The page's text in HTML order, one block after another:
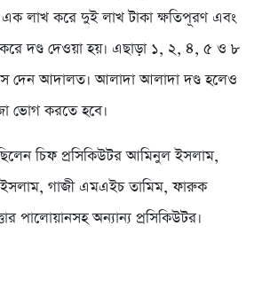
লাখ করে দুই লাখ টাকা ক্ষতিপূরণ এবং
দণ্ড দেওয়া হয়। এছাড়া ১, ২, ৪, ৫ ও ৮
দেন আদালত। আলাদা আলাদা দণ্ড হলেও
ভোগ করতে হবে।
ছিলেন চিফ প্রসিকিউটর আমিনুল ইসলাম,
ইসলাম, গাজী এমএইচ তামিম, ফারুক
পালোয়ানসহ অন্যান্য প্রসিকিউটর।